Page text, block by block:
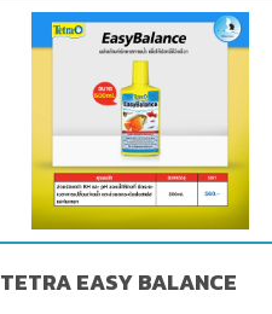
TETRA EASY BALANCE